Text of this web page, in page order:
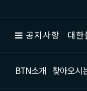
공지사항 대
BTN소개 찾아오시